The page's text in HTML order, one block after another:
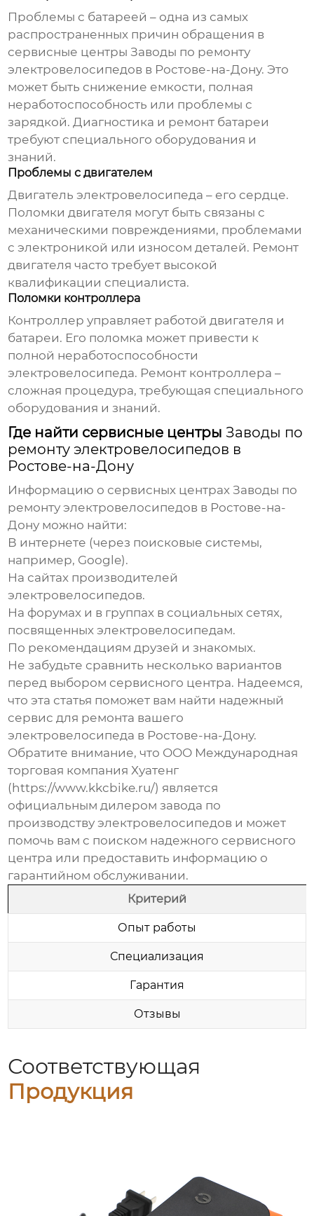
Проблемы с батареей – одна из самых
распространенных причин обращения в
сервисные центрыЗаводы по ремонту
электровелосипедов в Ростове-на-Дону. Это
может быть снижение емкости, полная
неработоспособность или проблемы с
зарядкой. Диагностика и ремонт батареи
требуют специального оборудования и
знаний.
Проблемы с двигателем
Двигатель электровелосипеда – его сердце.
Поломки двигателя могут быть связаны с
механическими повреждениями, проблемами
с электроникой или износом деталей. Ремонт
двигателя часто требует высокой
квалификации специалиста.
Поломки контроллера
Контроллер управляет работой двигателя и
батареи. Его поломка может привести к
полной неработоспособности
электровелосипеда. Ремонт контроллера –
сложная процедура, требующая специального
оборудования и знаний.
Где найти сервисные центры Заводы по
ремонту электровелосипедов в
Ростове-на-Дону
Информацию о сервисных центрахЗаводы по
ремонту электровелосипедов в Ростове-на-
Дону можно найти:
В интернете (через поисковые системы,
например, Google).
На сайтах производителей
электровелосипедов.
На форумах и в группах в социальных сетях,
посвященных электровелосипедам.
По рекомендациям друзей и знакомых.
Не забудьте сравнить несколько вариантов
перед выбором сервисного центра. Надеемся,
что эта статья поможет вам найти надежный
сервис для ремонта вашего
электровелосипеда в Ростове-на-Дону.
Обратите внимание, что ООО Международная
торговая компания Хуатенг
( https://www.kkcbike.ru/) является
официальным дилером завода по
производству электровелосипедов и может
помочь вам с поиском надежного сервисного
центра или предоставить информацию о
гарантийном обслуживании.
Критерий
Опыт работы
Специализация
Гарантия
Отзывы
Соответствующая
Продукция